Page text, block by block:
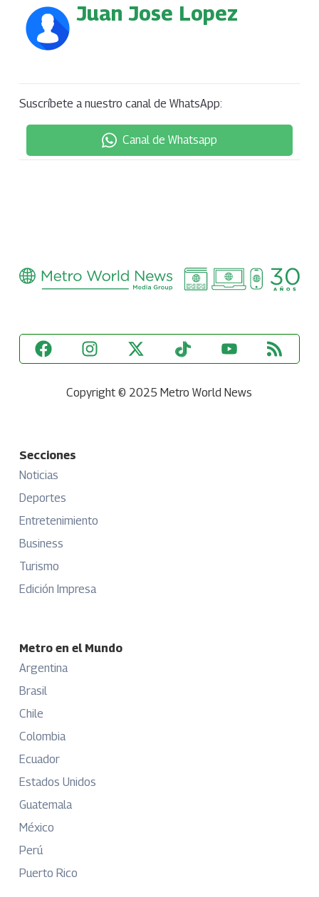
Juan Jose Lopez
Suscríbete a nuestro canal de WhatsApp:
Canal de Whatsapp
Copyright © 2025 Metro World News
Secciones
Noticias
Deportes
Entretenimiento
Business
Turismo
Edición Impresa
Metro en el Mundo
Argentina
Brasil
Chile
Colombia
Ecuador
Estados Unidos
Guatemala
México
Perú
Puerto Rico